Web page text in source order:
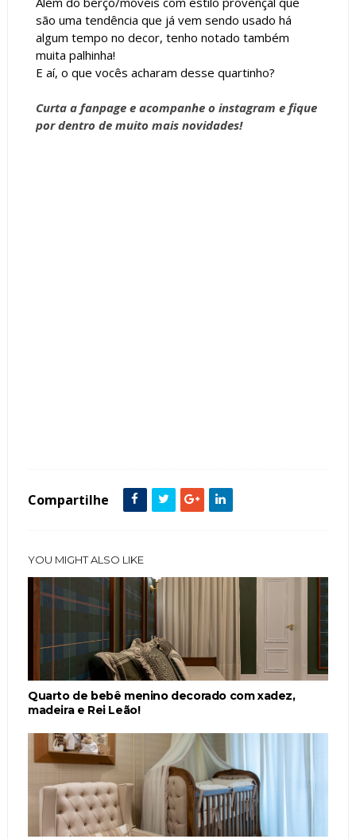
são uma tendência que já vem sendo usado há
algum tempo no decor, tenho notado também
muita palhinha!
E aí, o que vocês acharam desse quartinho?
Curta a fanpagee acompanhe o instagram e fique
por dentro de muito mais novidades!
Compartilhe
YOU MIGHT ALSO LIKE
Quarto de bebê menino decorado com xadez,
madeira e Rei Leão!